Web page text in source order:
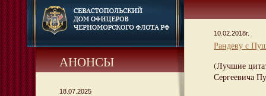
АНОНСЫ
18.07.2025
10.02.2018г.
Рандеву с
(Лучшие
Сергеевича